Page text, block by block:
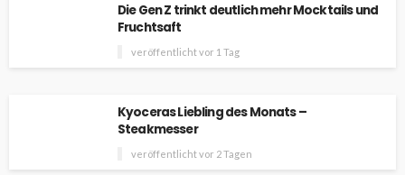
Die Gen Z trinkt deutlich mehr Mocktails und
Fruchtsaft
veröffentlicht vor 1 Tag
Kyoceras Liebling des Monats –
Steakmesser
veröffentlicht vor 2 Tagen